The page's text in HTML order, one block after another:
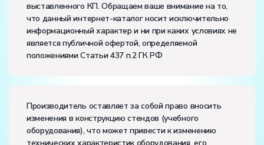
напряжение, В:220
частота, Гц:50
Класс защиты от поражения электрическим током:
Диапазон рабочих температур, ˚С:+10…+35
Влажность, %:до 80
выставленного КП. Обращаем ваше внимание на то,
что данный интернет-каталог носит исключительно
информационный характер и ни при каких условиях не
является публичной офертой, определяемой
положениями Статьи 437 п.2 ГК РФ
Производитель оставляет за собой право вносить
изменения в конструкцию стендов (учебного
оборудования), что может привести к изменению
технических характеристик оборудования, его